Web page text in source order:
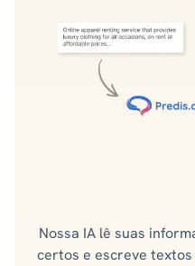
Nossa IA lê suas
certos e escreve